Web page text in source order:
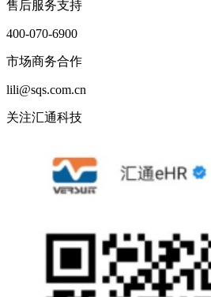
售后服务支持
400-070-6900
市场商务合作
lili@sqs.com.cn
关注汇通科技